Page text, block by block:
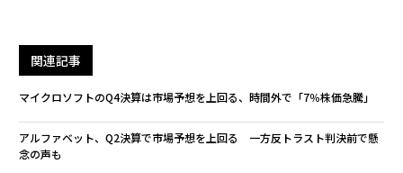
関連記事
マイクロソフトのQ4決算は市場予想を上回る、時間外で「7％株価急騰」
アルファベット、Q2決算で市場予想を上回る 一方反トラスト判決前で懸
念の声も